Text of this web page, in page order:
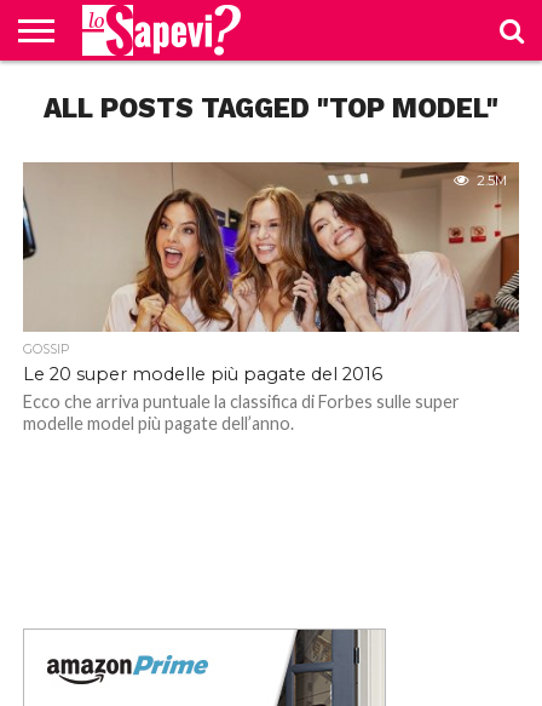
BENESSERE
GOSSIP
PRODOTTI
AMAZON
NEWS
CASA E
CUCINA
ALL POSTS TAGGED "TOP MODEL"
2.5M
GOSSIP
Le 20 super modelle più pagate del 2016
Ecco che arriva puntuale la classifica di Forbes sulle super
modelle model più pagate dell’anno.